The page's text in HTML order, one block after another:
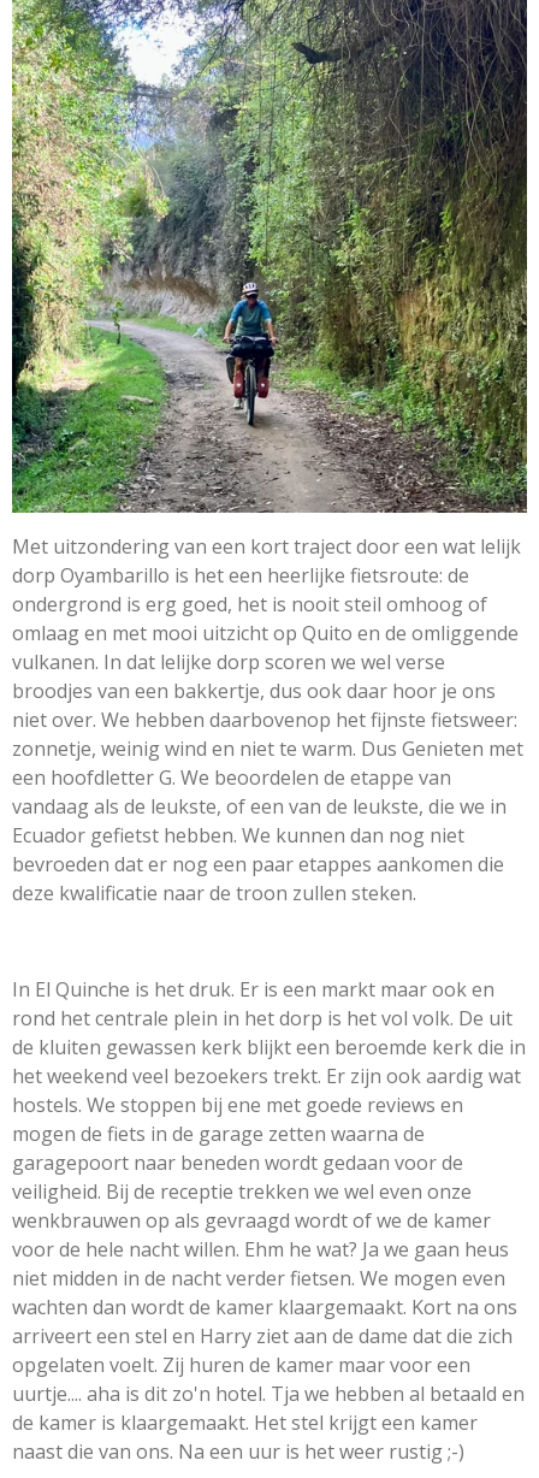
Met uitzondering van een kort traject door een wat lelijk
dorp Oyambarillo is het een heerlijke fietsroute: de
ondergrond is erg goed, het is nooit steil omhoog of
omlaag en met mooi uitzicht op Quito en de omliggende
vulkanen. In dat lelijke dorp scoren we wel verse
broodjes van een bakkertje, dus ook daar hoor je ons
niet over. We hebben daarbovenop het fijnste fietsweer:
zonnetje, weinig wind en niet te warm. Dus Genieten met
een hoofdletter G. We beoordelen de etappe van
vandaag als de leukste, of een van de leukste, die we in
Ecuador gefietst hebben. We kunnen dan nog niet
bevroeden dat er nog een paar etappes aankomen die
deze kwalificatie naar de troon zullen steken.
In El Quinche is het druk. Er is een markt maar ook en
rond het centrale plein in het dorp is het vol volk. De uit
de kluiten gewassen kerk blijkt een beroemde kerk die in
het weekend veel bezoekers trekt. Er zijn ook aardig wat
hostels. We stoppen bij ene met goede reviews en
mogen de fiets in de garage zetten waarna de
garagepoort naar beneden wordt gedaan voor de
veiligheid. Bij de receptie trekken we wel even onze
wenkbrauwen op als gevraagd wordt of we de kamer
voor de hele nacht willen. Ehm he wat? Ja we gaan heus
niet midden in de nacht verder fietsen. We mogen even
wachten dan wordt de kamer klaargemaakt. Kort na ons
arriveert een stel en Harry ziet aan de dame dat die zich
opgelaten voelt. Zij huren de kamer maar voor een
uurtje.... aha is dit zo'n hotel. Tja we hebben al betaald en
de kamer is klaargemaakt. Het stel krijgt een kamer
naast die van ons. Na een uur is het weer rustig ;-)